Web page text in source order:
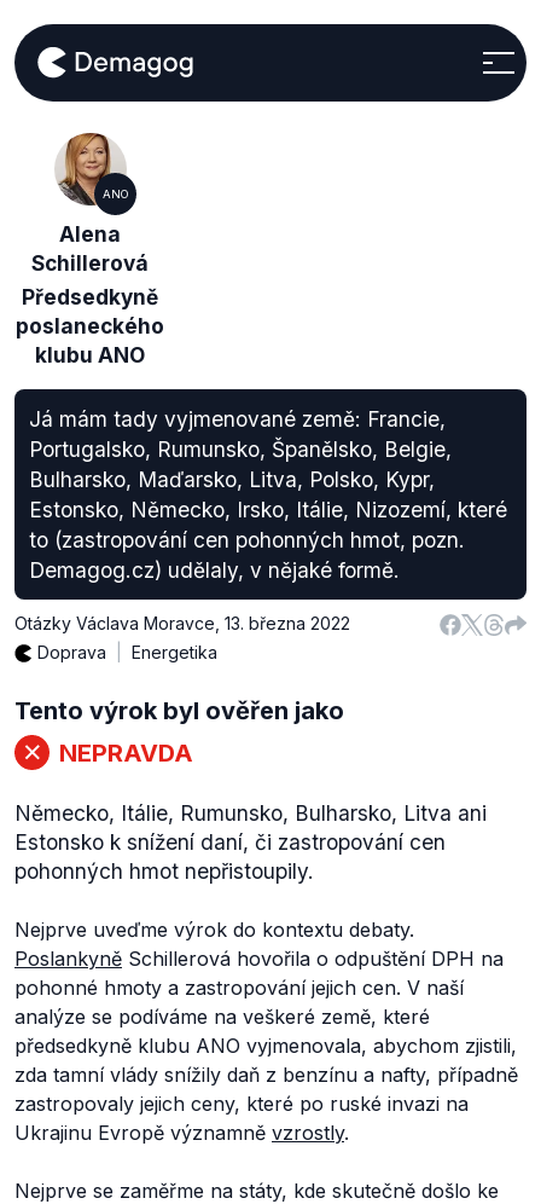
ANO
Alena
Schillerová
Předsedkyně
poslaneckého
klubu ANO
Já mám tady vyjmenované země: Francie,
Portugalsko, Rumunsko, Španělsko, Belgie,
Bulharsko, Maďarsko, Litva, Polsko, Kypr,
Estonsko, Německo, Irsko, Itálie, Nizozemí, které
to (zastropování cen pohonných hmot, pozn.
Demagog.cz) udělaly, v nějaké formě.
Otázky Václava Moravce 13. března 2022
Doprava
Energetika
Tento výrok byl ověřen jako
NEPRAVDA
Německo, Itálie, Rumunsko, Bulharsko, Litva ani
Estonsko k snížení daní, či zastropování cen
pohonných hmot nepřistoupily.
Nejprve uveďme výrok do kontextu debaty.
Poslankyně Schillerová hovořila o odpuštění DPH na
pohonné hmoty a zastropování jejich cen. V naší
analýze se podíváme na veškeré země, které
předsedkyně klubu ANO vyjmenovala, abychom zjistili,
zda tamní vlády snížily daň z benzínu a nafty, případně
zastropovaly jejich ceny, které po ruské invazi na
Ukrajinu Evropě významně vzrostly.
Nejprve se zaměřme na státy, kde skutečně došlo ke